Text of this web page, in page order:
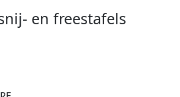
en freestafels